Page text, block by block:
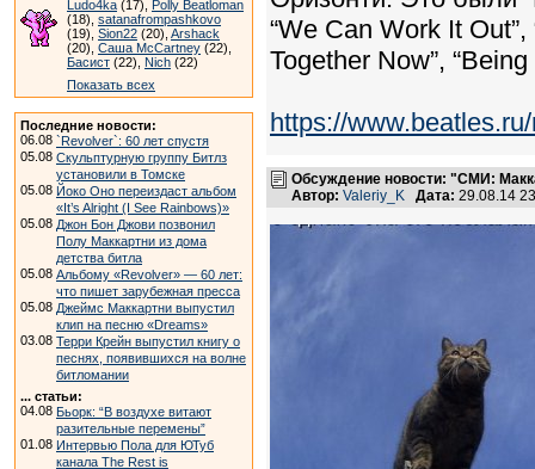
Ludo4ka (17), Polly Beatloman
(18), satanafrompashkovo
(19), Sion22 (20), Arshack
(20), Саша McCartney (22),
Басист (22), Nich (22)
Показать всех
Последние новости:
06.08 `Revolver`: 60 лет спустя
05.08 Скульптурную группу Битлз
установили в Томске
05.08 Йоко Оно переиздаст альбом
«It’s Alright (I See Rainbows)»
05.08 Джон Бон Джови позвонил
Полу Маккартни из дома
детства битла
05.08 Альбому «Revolver» — 60 лет:
что пишет зарубежная пресса
05.08 Джеймс Маккартни выпустил
клип на песню «Dreams»
03.08 Терри Крейн выпустил книгу о
песнях, появившихся на волне
битломании
... статьи:
04.08 Бьорк: “В воздухе витают
разительные перемены”
01.08 Интервью Пола для ЮТуб
канала The Rest is
“We Can Work It
Together Now”,
https://
Обсуждение новости: "СМИ:
Автор: Valeriy_K Дата: 29.08.14